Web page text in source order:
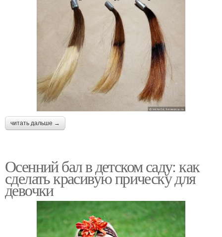
читать дальше →
Осенний бал в детском саду: как
сделать красивую прическу для
девочки